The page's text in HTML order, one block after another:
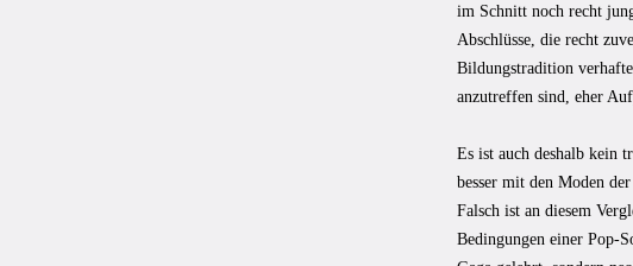
im Schnitt noch recht
Abschlüsse, die recht
Bildungstradition
anzutreffen sind, eher
Es ist auch deshalb kein
besser mit den Moden
Falsch ist an diesem
Bedingungen einer Pop-